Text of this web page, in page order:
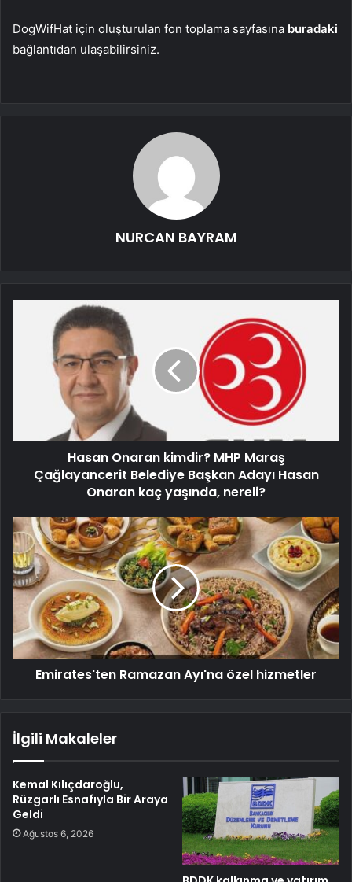
DogWifHat için oluşturulan fon toplama sayfasına buradaki
bağlantıdan ulaşabilirsiniz.
NURCAN BAYRAM
Hasan Onaran kimdir? MHP Maraş
Çağlayancerit Belediye Başkan Adayı Hasan
Onaran kaç yaşında, nereli?
Emirates'ten Ramazan Ayı'na özel hizmetler
İlgili Makaleler
Kemal Kılıçdaroğlu,
Rüzgarlı Esnafıyla Bir Araya
Geldi
Ağustos 6, 2026